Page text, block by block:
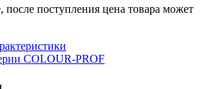
поступления цена товара может
COLOUR-PROF